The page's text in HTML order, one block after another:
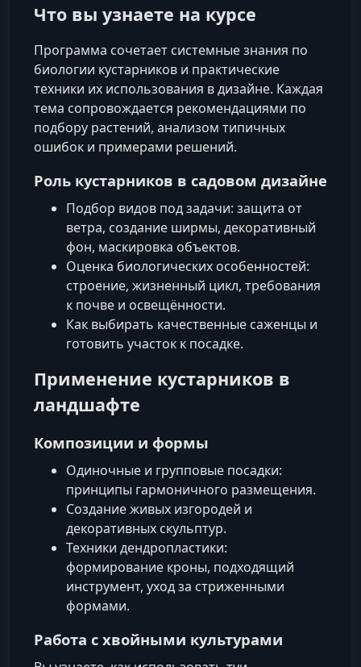
Что вы узнаете на курсе
Программа сочетает системные знания по
биологии кустарников и практические
техники их использования в дизайне. Каждая
тема сопровождается рекомендациями по
подбору растений, анализом типичных
ошибок и примерами решений.
Роль кустарников в садовом дизайне
Подбор видов под задачи: защита от
ветра, создание ширмы, декоративный
фон, маскировка объектов.
Оценка биологических особенностей:
строение, жизненный цикл, требования
к почве и освещённости.
Как выбирать качественные саженцы и
готовить участок к посадке.
Применение кустарников в
ландшафте
Композиции и формы
Одиночные и групповые посадки:
принципы гармоничного размещения.
Создание живых изгородей и
декоративных скульптур.
Техники дендропластики:
формирование кроны, подходящий
инструмент, уход за стриженными
формами.
Работа с хвойными культурами